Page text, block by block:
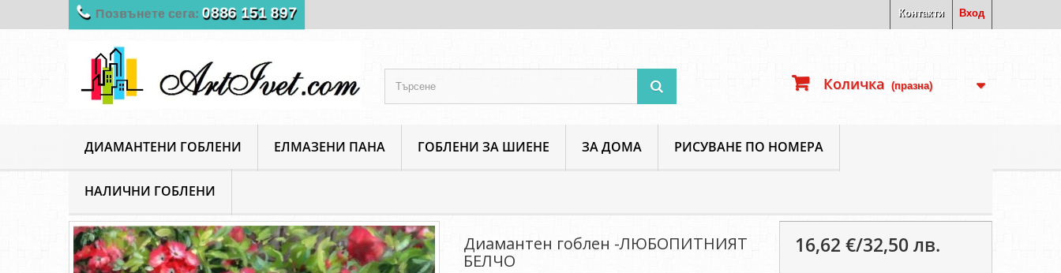
Вход
Контакти
Позвънете сега: 0886 151 897
ДИАМАНТЕНИ ГОБЛЕНИ ЕЛМАЗЕНИ ПАНА ГОБЛЕНИ ЗА ШИЕНЕ ЗА ДОМА РИСУВАНЕ ПО НОМЕРА
НАЛИЧНИ ГОБЛЕНИ
Количка (празна)
ArtIvet Диамантени Гоблени
Диамантен гоблен -ЛЮБОПИТНИЯТ
БЕЛЧО
16,62 €/32,50 лв.